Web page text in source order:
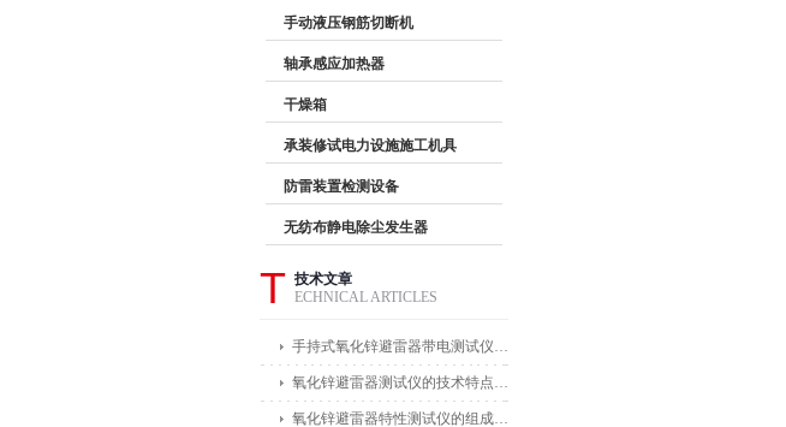
手动液压钢筋切断机
轴承感应加热器
干燥箱
承装修试电力设施施工机具
防雷装置检测设备
无纺布静电除尘发生器
T 技术文章
ECHNICAL ARTICLES
手持式氧化锌避雷器带电测试仪能在不拆卸避雷器的情况下进行带电测试
氧化锌避雷器测试仪的技术特点体现在哪些方面？
氧化锌避雷器特性测试仪的组成部分及其作用